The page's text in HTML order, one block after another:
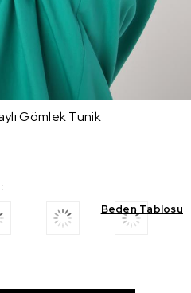
Gömlek Tunik
:
Beden Tablosu